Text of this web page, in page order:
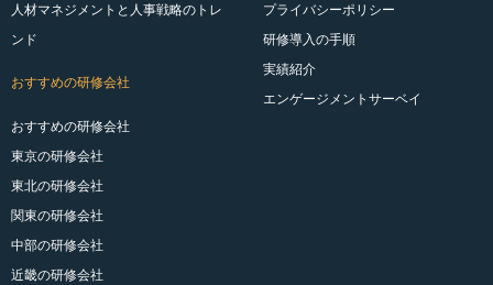
人材マネジメントと人事戦略のトレ
ンド
おすすめの研修会社
おすすめの研修会社
東京の研修会社
東北の研修会社
関東の研修会社
中部の研修会社
近畿の研修会社
プライバシーポリシー
研修導入の手順
実績紹介
エンゲージメントサーベイ